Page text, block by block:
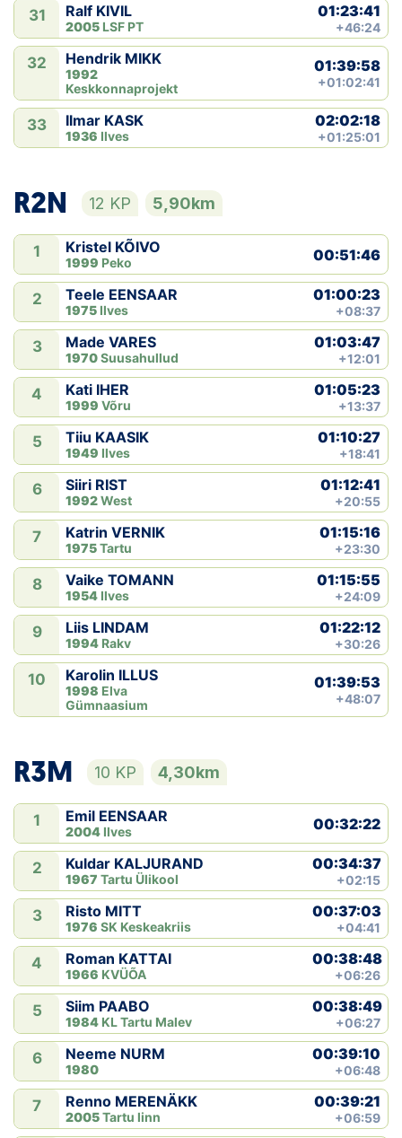
31 Ralf KIVIL
2005 LSF PT
01:23:41
+46:24
32 Hendrik MIKK
1992
Keskkonnaprojekt
01:39:58
+01:02:41
33 Ilmar KASK
1936 Ilves
02:02:18
+01:25:01
R2N 12 KP 5,90km
1 Kristel KÕIVO
1999 Peko 00:51:46
2 Teele EENSAAR
1975 Ilves
01:00:23
+08:37
3 Made VARES
1970Suusahullud
01:03:47
+12:01
4 Kati IHER
1999 Võru
01:05:23
+13:37
5 Tiiu KAASIK
1949 Ilves
01:10:27
+18:41
6 Siiri RIST
1992West
01:12:41
+20:55
7 Katrin VERNIK
1975Tartu
01:15:16
+23:30
8 Vaike TOMANN
1954 Ilves
01:15:55
+24:09
9 Liis LINDAM
1994 Rakv
01:22:12
+30:26
10 Karolin ILLUS
1998 Elva
Gümnaasium
01:39:53
+48:07
R3M 10 KP 4,30km
1 Emil EENSAAR
2004 Ilves 00:32:22
2 Kuldar KALJURAND
1967 Tartu Ülikool
00:34:37
+02:15
3 Risto MITT
1976 SK Keskeakriis
00:37:03
+04:41
4 Roman KATTAI
1966 KVÜÕA
00:38:48
+06:26
5 Siim PAABO
1984 KL Tartu Malev
00:38:49
+06:27
6 Neeme NURM
1980
00:39:10
+06:48
7 Renno MERENÄKK
2005Tartu linn
00:39:21
+06:59